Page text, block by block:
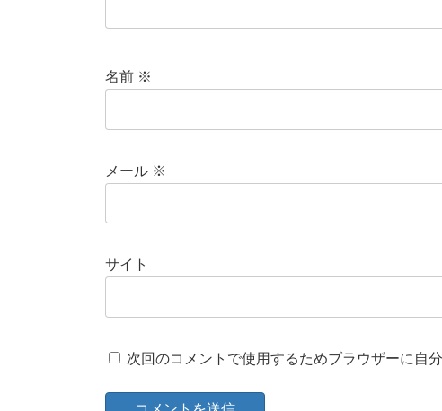
名前 ※
メール ※
サイト
次回のコメントで使用するためブラウザーに自